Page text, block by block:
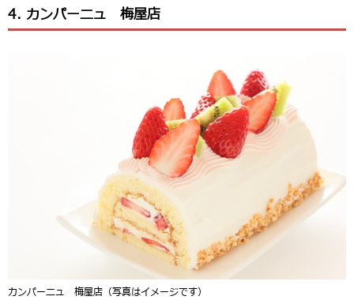
4. カンパーニュ 梅屋店
カンパーニュ 梅屋店（写真はイメージです）